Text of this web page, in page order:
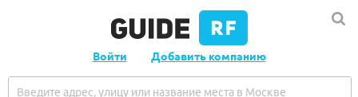
Войти Добавить компанию